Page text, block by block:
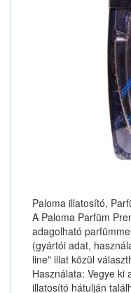
Paloma illatosító,
A Paloma Parfüm
adagolható
(gyártói adat,
line" illat közül
Használata: Vegye ki
illatosító hátulján